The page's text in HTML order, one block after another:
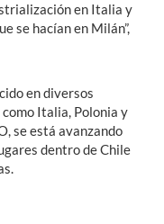
en Italia y
se hacían en Milán”,
en diversos
Italia, Polonia y
se está avanzando
dentro de Chile